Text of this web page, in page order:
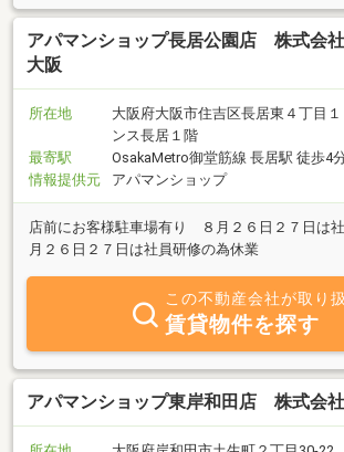
アパマンショップ長居公園店 株式会
大阪
所在地
大阪府大阪市住吉区長居東４丁目
ンス長居１階
最寄駅
OsakaMetro御堂筋線 長居駅 徒歩4
情報提供元
アパマンショップ
店前にお客様駐車場有り ８月２６日２７日は
月２６日２７日は社員研修の為休業
この不動産会社が取り
賃貸物件を探す
アパマンショップ東岸和田店 株式会